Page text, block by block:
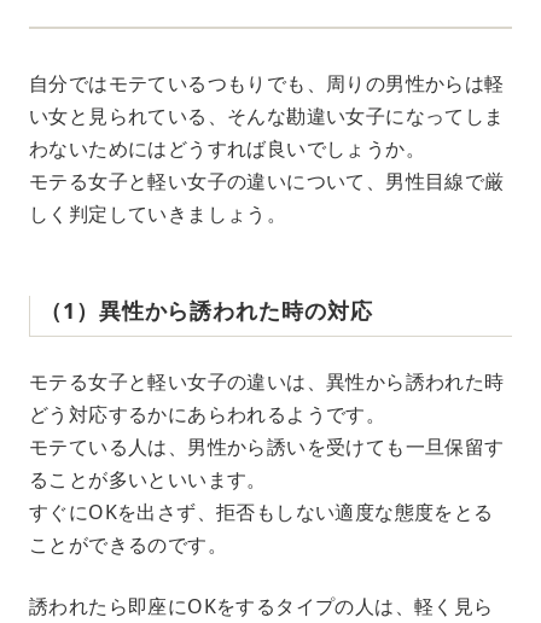
自分ではモテているつもりでも、周りの男性からは軽
い女と見られている、そんな勘違い女子になってしま
わないためにはどうすれば良いでしょうか。
モテる女子と軽い女子の違いについて、男性目線で厳
しく判定していきましょう。
（1）異性から誘われた時の対応
モテる女子と軽い女子の違いは、異性から誘われた時
どう対応するかにあらわれるようです。
モテている人は、男性から誘いを受けても一旦保留す
ることが多いといいます。
すぐにOKを出さず、拒否もしない適度な態度をとる
ことができるのです。
誘われたら即座にOKをするタイプの人は、軽く見ら